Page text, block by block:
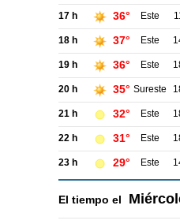
17 h 36° Este
18 h 37° Este
19 h 36° Este
20 h 35° Sureste
21 h 32° Este
22 h 31° Este
23 h 29° Este
El tiempo el